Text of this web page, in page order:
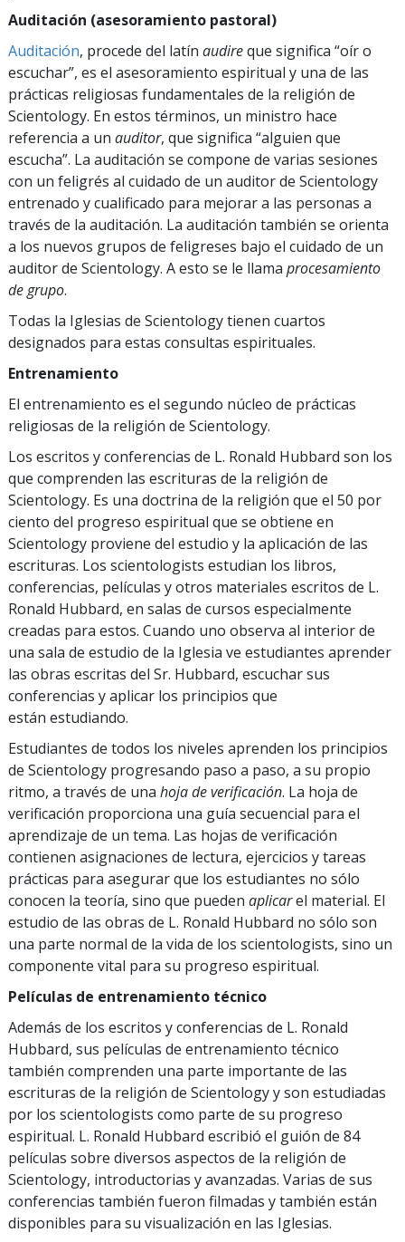
Auditación (asesoramiento pastoral)
Auditación, procede del latín audireque significa “oír o
escuchar”, es el asesoramiento espiritual y una de las
prácticas religiosas fundamentales de la religión de
Scientology. En estos términos, un ministro hace
referencia a un auditor, que significa “alguien que
escucha”. La auditación se compone de varias sesiones
con un feligrés al cuidado de un auditor de Scientology
entrenado y cualificado para mejorar a las personas a
través de la auditación. La auditación también se orienta
a los nuevos grupos de feligreses bajo el cuidado de un
auditor de Scientology. A esto se le llama procesamiento
de grupo.
Todas la Iglesias de Scientology tienen cuartos
designados para estas consultas espirituales.
Entrenamiento
El entrenamiento es el segundo núcleo de prácticas
religiosas de la religión de Scientology.
Los escritos y conferencias de L. Ronald Hubbard son los
que comprenden las escrituras de la religión de
Scientology. Es una doctrina de la religión que el 50 por
ciento del progreso espiritual que se obtiene en
Scientology proviene del estudio y la aplicación de las
escrituras. Los scientologists estudian los libros,
conferencias, películas y otros materiales escritos de L.
Ronald Hubbard, en salas de cursos especialmente
creadas para estos. Cuando uno observa al interior de
una sala de estudio de la Iglesia ve estudiantes aprender
las obras escritas del Sr. Hubbard, escuchar sus
conferencias y aplicar los principios que
están estudiando.
Estudiantes de todos los niveles aprenden los principios
de Scientology progresando paso a paso, a su propio
ritmo, a través de una hoja de verificación. La hoja de
verificación proporciona una guía secuencial para el
aprendizaje de un tema. Las hojas de verificación
contienen asignaciones de lectura, ejercicios y tareas
prácticas para asegurar que los estudiantes no sólo
conocen la teoría, sino que pueden aplicarel material. El
estudio de las obras de L. Ronald Hubbard no sólo son
una parte normal de la vida de los scientologists, sino un
componente vital para su progreso espiritual.
Películas de entrenamiento técnico
Además de los escritos y conferencias de L. Ronald
Hubbard, sus películas de entrenamiento técnico
también comprenden una parte importante de las
escrituras de la religión de Scientology y son estudiadas
por los scientologists como parte de su progreso
espiritual. L. Ronald Hubbard escribió el guión de 84
películas sobre diversos aspectos de la religión de
Scientology, introductorias y avanzadas. Varias de sus
conferencias también fueron filmadas y también están
disponibles para su visualización en las Iglesias.